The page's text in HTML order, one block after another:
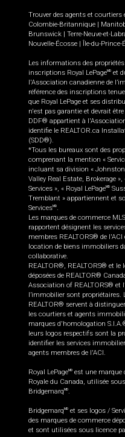
Trouver des agents et courtiers
Colombie-Britannique |
Brunswick | Terre-Neuve-et-
Nouvelle-Écosse | Île-du-Prince-
Les informations des
inscriptions Royal LePageMD et
l'Association canadienne de
référence des inscriptions
que Royal LePage et ses
n'est pas garantie et devrait
DDF® appartient à
identifie le REALTOR.ca
(SDD®).
*Tous les bureaux sont des
comprenant la mention «
incluant sa division « Johnston
Valley Real Estate, Brokerage »,
Services », « Royal LePageMD
Tremblant » appartiennent et
ServicesMD
Les marques de commerce
rapportent désignent les
membres REALTORS® de
location de biens immobiliers
collaborative.
REALTOR®, REALTORS® et
déposées de REALTOR®
Association of REALTORS® et
l’immobilier sont propriétaires.
REALTOR® servent à
les courtiers et agents
marques d'homologation
leurs logos respectifs sont la
identifier les services
agents membres de l'ACI.
Royal LePageMD est une marque
Royale du Canada, utilisée
BridgemarqMD
BridgemarqMD et ses logos /
des marques de commerce
et sont utilisées sous licence